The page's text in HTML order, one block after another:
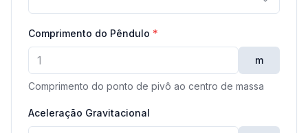
Comprimento do Pêndulo *
m
Comprimento do ponto de pivô ao centro de massa
Aceleração Gravitacional